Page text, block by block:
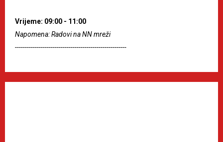
Vrijeme: 09:00 - 11:00
Napomena: Radovi na NN mreži
--------------------------------------------------------